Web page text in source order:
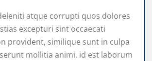
atque corrupti quos dolores
excepturi sint occaecati
provident, similique sunt in culpa
mollitia animi, id est laborum